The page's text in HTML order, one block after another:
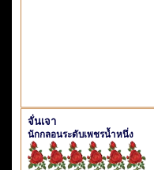
จั่นเจา
นักกลอนระดับเพชรน้ำหนึ่ง